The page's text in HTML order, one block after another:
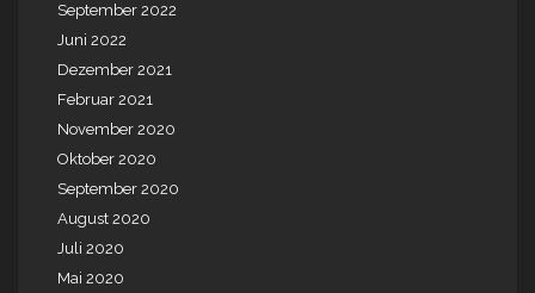
September 2022
Juni 2022
Dezember 2021
Februar 2021
November 2020
Oktober 2020
September 2020
August 2020
Juli 2020
Mai 2020